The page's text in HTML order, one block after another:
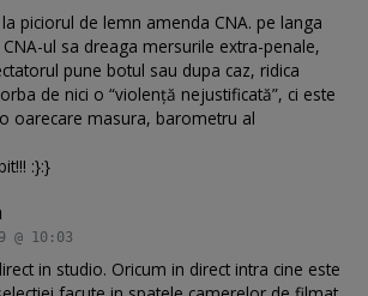
piciorul de lemn amenda CNA. pe langa
ul sa dreaga mersurile extra-penale,
pune botul sau dupa caz, ridica
de nici o “violenţă nejustificată”, ci este
oarecare masura, barometru al
:}:}
@ 10:03
in studio. Oricum in direct intra cine este